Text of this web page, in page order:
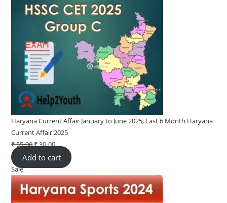
Haryana Current Affair January to June 2025, Last 6 Month Haryana
Current Affair 2025
₹55-00Original
price
was:
₹ 55-
00.
₹30-00Current
price
is:
₹ 30-
00.
Add to cart
SaleProduct
on
sale